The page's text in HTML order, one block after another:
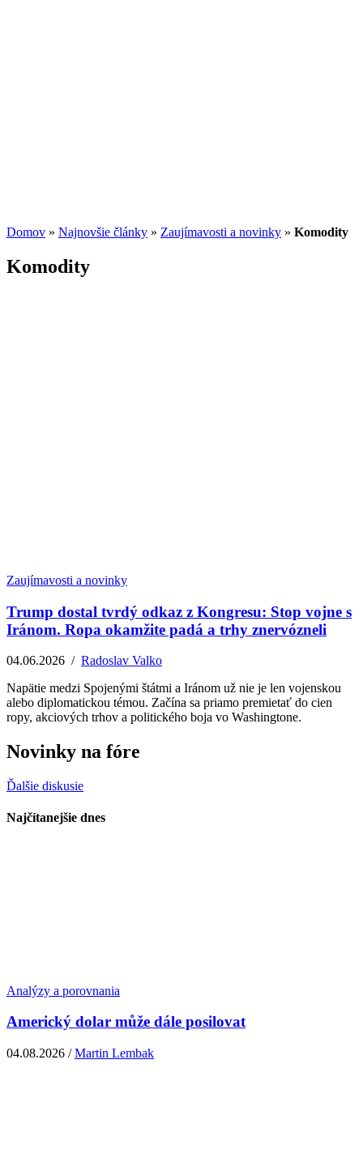
Domov » Najnovšie články » Zaujímavosti a novinky » Komodity
Komodity
Zaujímavosti a novinky
Trump dostal tvrdý odkaz z Kongresu: Stop vojne s
Iránom. Ropa okamžite padá a trhy znervózneli
04.06.2026 / Radoslav Valko
Napätie medzi Spojenými štátmi a Iránom už nie je len vojenskou
alebo diplomatickou témou. Začína sa priamo premietať do cien
ropy, akciových trhov a politického boja vo Washingtone.
Novinky na fóre
Ďalšie diskusie
Najčítanejšie dnes
Analýzy a porovnania
Americký dolar může dále posilovat
04.08.2026 /Martin Lembak